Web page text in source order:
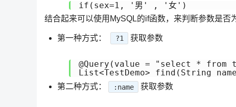
if(sex=1, '男' , '女')
结合起来可以使用MySQL的if函数，来判断参数是否
第一种方式： ?1 获取参数
@Query(value = "select *
第二种方式： :name 获取参数